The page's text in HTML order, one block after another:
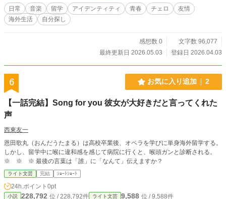
いまま。 フランクフルトの語学学校で，マンハイムのギムナ
ジウムで，うたは少しずつドイツ語を覚えていく。 言葉が届
き始めると同時に，チェロの音も，少しずつ，太さを取り戻
を歩く。 その事実そのものを，裁かずに描いた物語。
日常 音楽 留学 アイデンティティ 青春 チェロ
友情
海外生活
自分探し
感想数 0
文字数 96,077
最終更新日 2026.05.03
登録日 2026.04.03
6 お気に入り追加 2
【一話完結】Song for you 彼女が大好きだと言ってくれた
声
西東友一
恩田歌丸（おんだうたまる）は高校卒業後、オペラを学びに単身海外留学する。
しかし、留学中に喉に違和感を感じて病院に行くと、喉頭ガンと診断される。
※ ※ ※ 最後の言葉は「誰」に「なんて」伝えますか？
ライト文芸 完結 ｼｮｰﾄｼｮｰﾄ
24h.ポイント 0pt
小説 228,792 位 / 228,792件 ライト文芸 9,588 位 / 9,588件